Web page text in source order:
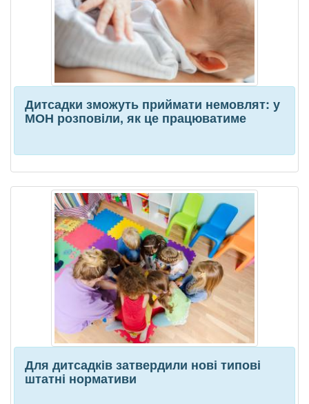
Дитсадки зможуть приймати немовлят: у
МОН розповіли, як це працюватиме
Для дитсадків затвердили нові типові
штатні нормативи